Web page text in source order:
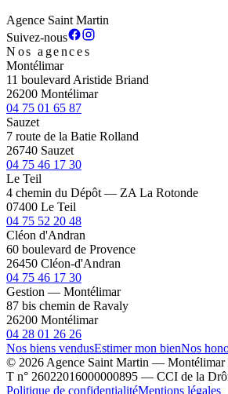
Agence Saint Martin
Suivez-nous
Nos agences
Montélimar
11 boulevard Aristide Briand
26200 Montélimar
04 75 01 65 87
Sauzet
7 route de la Batie Rolland
26740 Sauzet
04 75 46 17 30
Le Teil
4 chemin du Dépôt — ZA La Rotonde
07400 Le Teil
04 75 52 20 48
Cléon d'Andran
60 boulevard de Provence
26450 Cléon-d'Andran
04 75 46 17 30
Gestion — Montélimar
87 bis chemin de Ravaly
26200 Montélimar
04 28 01 26 26
Nos biens vendusEstimer mon bienNos
© 2026 Agence Saint Martin — Montélimar
T n° 26022016000000895 — CCI de la
Politique de confidentialitéMentions légales